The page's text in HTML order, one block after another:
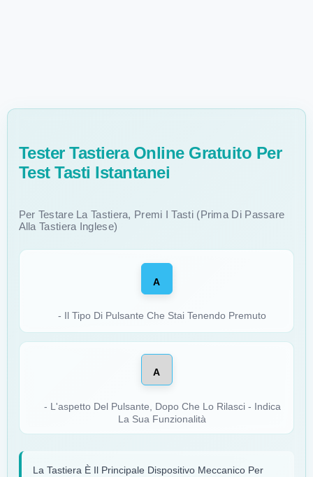
Tester Tastiera Online Gratuito Per
Test Tasti Istantanei
Per Testare La Tastiera, Premi I Tasti (prima Di Passare
Alla Tastiera Inglese)
A
- Il Tipo Di Pulsante Che Stai Tenendo Premuto
A
- L'aspetto Del Pulsante, Dopo Che Lo Rilasci - Indica
La Sua Funzionalità
La Tastiera È Il Principale Dispositivo Meccanico Per